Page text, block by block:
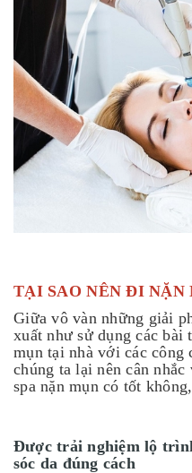
TẠI SAO NÊN ĐI NẶN
Giữa vô vàn những giải
xuất như sử dụng các bài
mụn tại nhà với các công
chúng ta lại nên cân
spa nặn mụn có tốt
Được trải nghiệm lộ
sóc da đúng cách